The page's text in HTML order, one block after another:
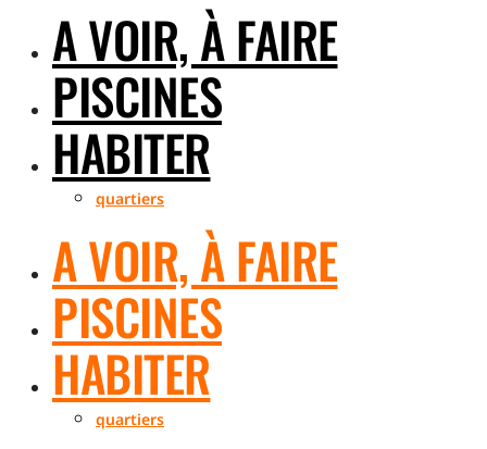
A VOIR, À FAIRE
PISCINES
HABITER
quartiers
A VOIR, À FAIRE
PISCINES
HABITER
quartiers